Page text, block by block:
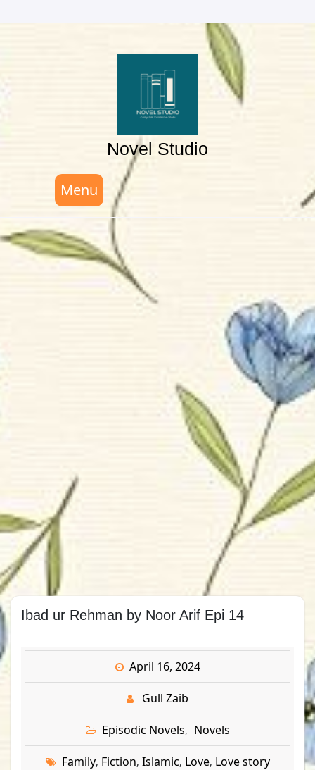
to
Novel Studio
Menu
Ibad ur Rehman by Noor Arif Epi 14
April 16, 2024
Gull Zaib
Episodic Novels, Novels
Family, Fiction, Islamic, Love, Love story